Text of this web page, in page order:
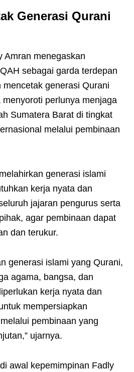
Generasi Qurani
Amran menegaskan
sebagai garda terdepan
generasi Qurani
perlunya menjaga
Sumatera Barat di tingkat
melalui pembinaan
generasi islami
kerja nyata dan
jajaran pengurus serta
agar pembinaan dapat
dan terukur.
generasi islami yang Qurani,
agama, bangsa, dan
kerja nyata dan
mempersiapkan
pembinaan yang
ujarnya.
awal kepemimpinan Fadly